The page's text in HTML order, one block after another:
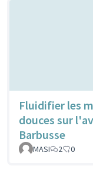
Fluidifier les
douces sur
Barbusse
MASI 2 0